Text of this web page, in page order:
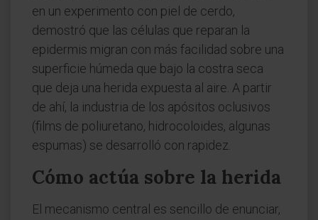
en un experimento con piel de cerdo,
demostró que las células que reparan la
epidermis migran con más facilidad sobre una
superficie húmeda que bajo la costra seca
que deja una herida expuesta al aire. A partir
de ahí, la industria de los apósitos oclusivos
(films de poliuretano, hidrocoloides, algunas
espumas) se desarrolló con rapidez.
Cómo actúa sobre la herida
El mecanismo central es sencillo de enunciar,